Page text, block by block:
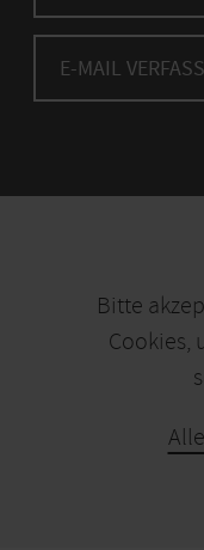
E-MAIL
Bitte
Cookies,